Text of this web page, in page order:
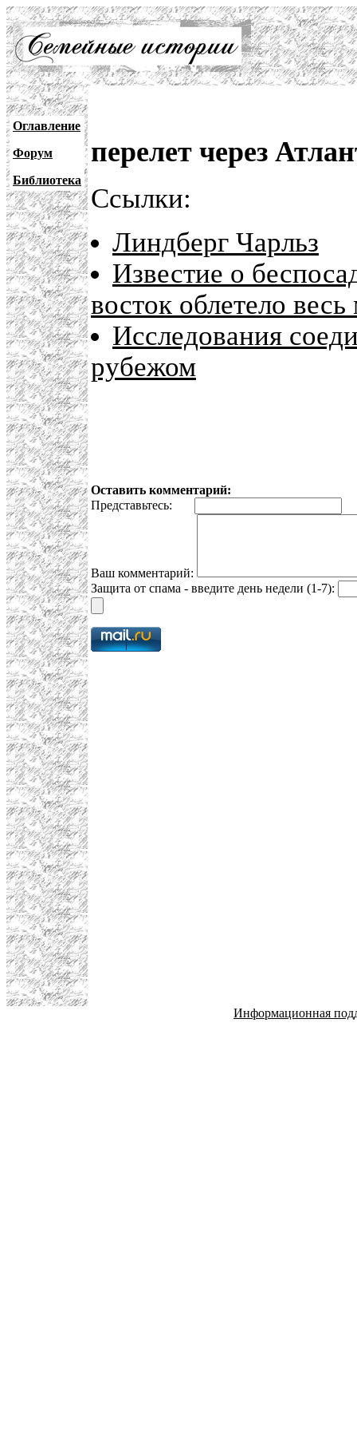
Оглавление
Форум
Библиотека
перелет через
Ссылки:
Линдберг Чарльз
Известие о
восток облетело
Исследования
рубежом
Оставить комментарий:
Представьтесь:
Ваш комментарий:
Защита от спама - введите день недели (1-7):
Информационная